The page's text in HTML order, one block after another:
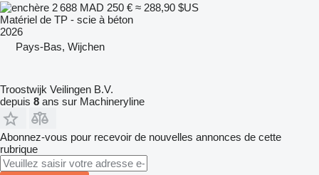
2 688 MAD 250 € ≈ 288,90 $US
Matériel de TP - scie à béton
2026
Pays-Bas, Wijchen
Troostwijk Veilingen B.V.
depuis 8 ans sur Machineryline
Abonnez-vous pour recevoir de nouvelles annonces de cette
rubrique